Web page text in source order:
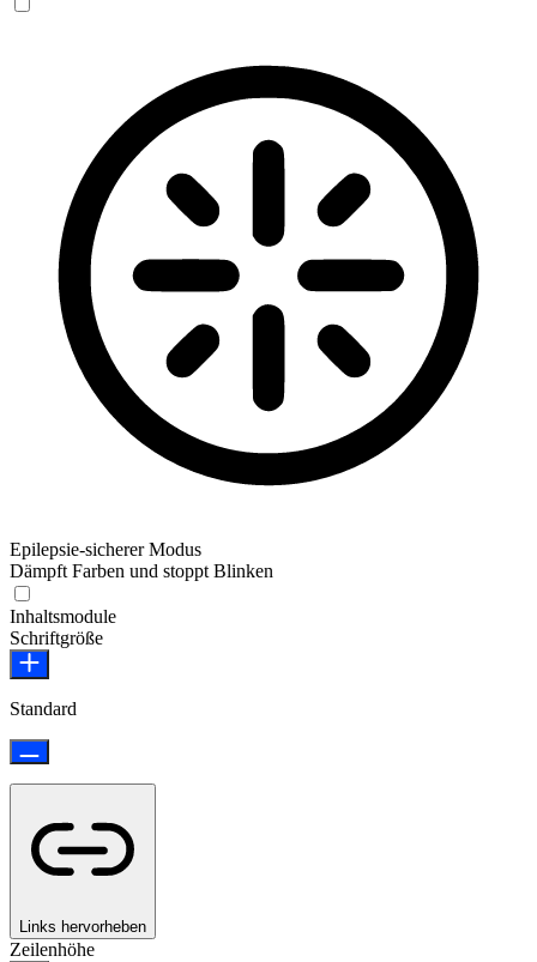
Epilepsie-sicherer Modus
Dämpft Farben und stoppt Blinken
Inhaltsmodule
Schriftgröße
Standard
Links hervorheben
Zeilenhöhe